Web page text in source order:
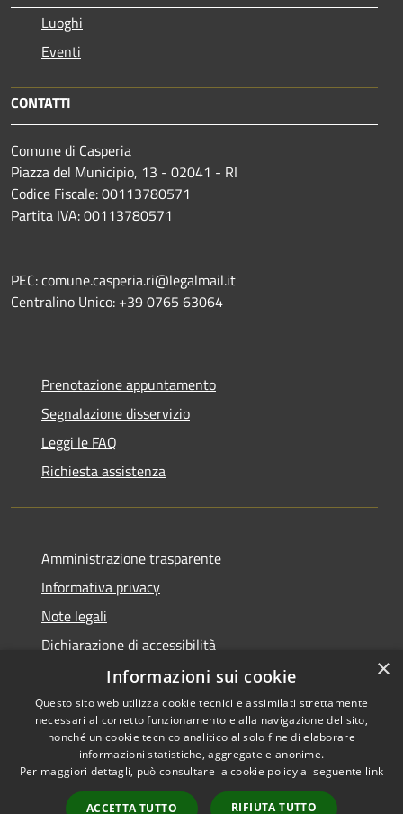
Luoghi
Eventi
CONTATTI
Comune di Casperia
Piazza del Municipio, 13 - 02041 - RI
Codice Fiscale: 00113780571
Partita IVA: 00113780571
PEC: comune.casperia.ri@legalmail.it
Centralino Unico: +39 0765 63064
Prenotazione appuntamento
Segnalazione disservizio
Leggi le FAQ
Richiesta assistenza
Amministrazione trasparente
Informativa privacy
Note legali
Dichiarazione di accessibilità
Accessibilità
Privacy
Copyright © 2026 • Comune di
Casperia • Powered by
Municipium•Accesso
redazione
×
Informazioni sui cookie
Questo sito web utilizza cookie tecnici e assimilati strettamente
necessari al corretto funzionamento e alla navigazione del sito,
nonché un cookie tecnico analitico al solo fine di elaborare
informazioni statistiche, aggregate e anonime.
Per maggiori dettagli, può consultare la cookie policy al seguente link
ACCETTA TUTTO RIFIUTA TUTTO